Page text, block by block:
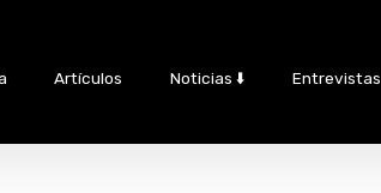
Artículos Noticias ⬇️ Entrevistas